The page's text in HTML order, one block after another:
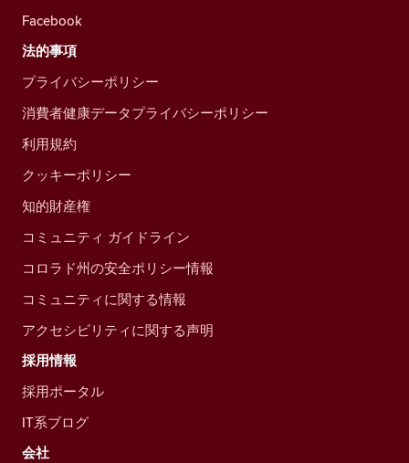
Facebook
法的事項
プライバシーポリシー
消費者健康データプライバシーポリシー
利用規約
クッキーポリシー
知的財産権
コミュニティ ガイドライン
コロラド州の安全ポリシー情報
コミュニティに関する情報
アクセシビリティに関する声明
採用情報
採用ポータル
IT系ブログ
会社